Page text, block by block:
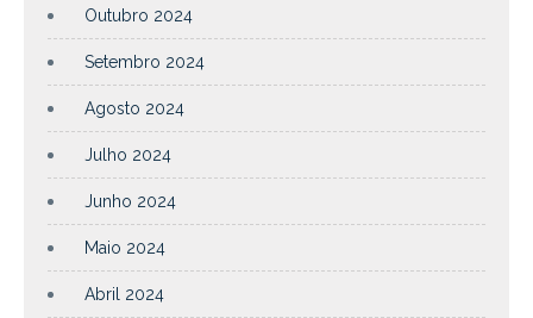
Outubro 2024
Setembro 2024
Agosto 2024
Julho 2024
Junho 2024
Maio 2024
Abril 2024